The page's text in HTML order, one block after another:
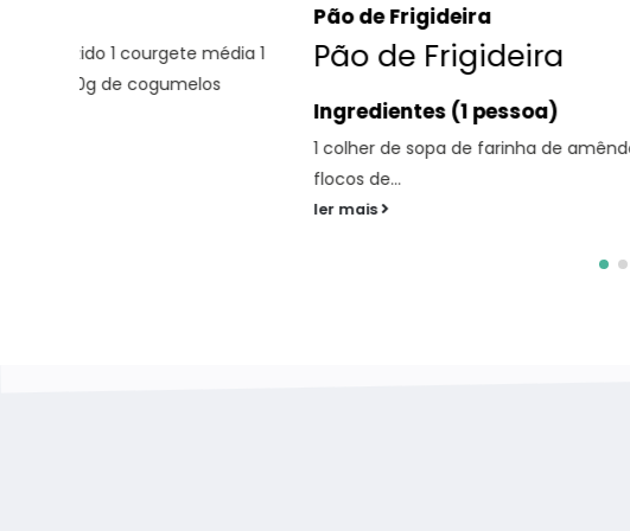
Pão de Frigideira
Ingredientes (1 pessoa)
1 colher de sopa de farinha de amêndoa 1 colher de sopa de